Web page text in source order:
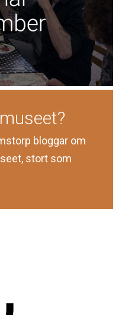
bloggar om
stort som